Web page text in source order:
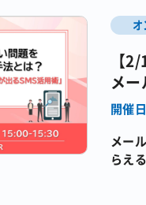
オ
【
メ
開催
メー
らえ